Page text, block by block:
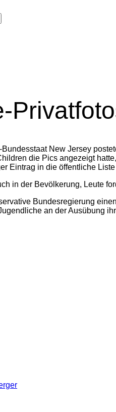
New Jersey
die Pics angezeigt
Eintrag in die öffentliche
in der Bevölkerung, Leute
Bundesregierung
an der Ausübung